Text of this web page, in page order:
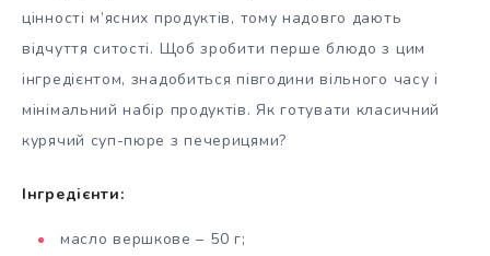
цінності м’ясних продуктів, тому надовго дають
відчуття ситості. Щоб зробити перше блюдо з цим
інгредієнтом, знадобиться півгодини вільного часу і
мінімальний набір продуктів. Як готувати класичний
курячий суп-пюре з печерицями?
Інгредієнти:
масло вершкове – 50 г;